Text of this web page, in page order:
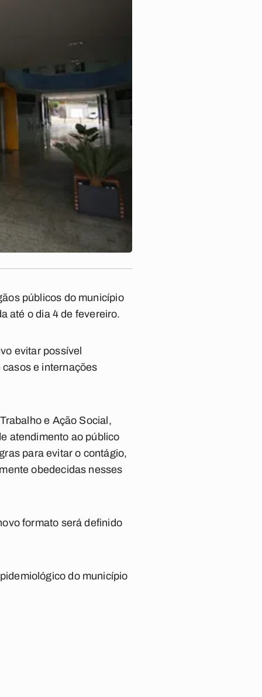
públicos do município
até o dia 4 de fevereiro.
evitar possível
e internações
e Ação Social,
atendimento ao público
para evitar o contágio,
obedecidas nesses
formato será definido
do município